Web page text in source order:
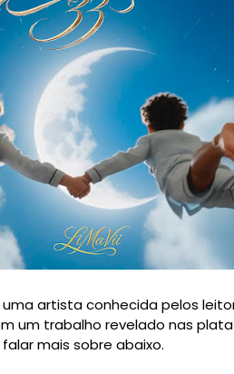
artista conhecida pelos
um trabalho revelado nas
mais sobre abaixo.